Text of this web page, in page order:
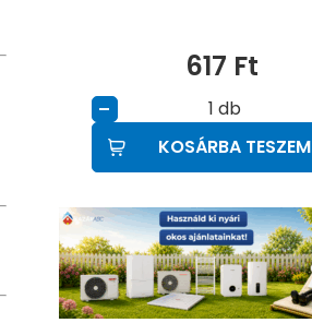
617 Ft
– db
KOSÁRBA TESZEM